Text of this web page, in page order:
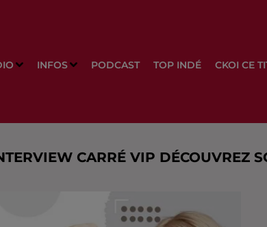
INFOS PODCAST TOP INDÉ CKOI CE
CARRÉ VIP DÉCOUVREZ